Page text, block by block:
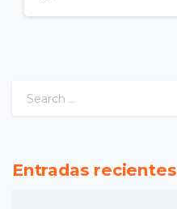
Entradas recientes